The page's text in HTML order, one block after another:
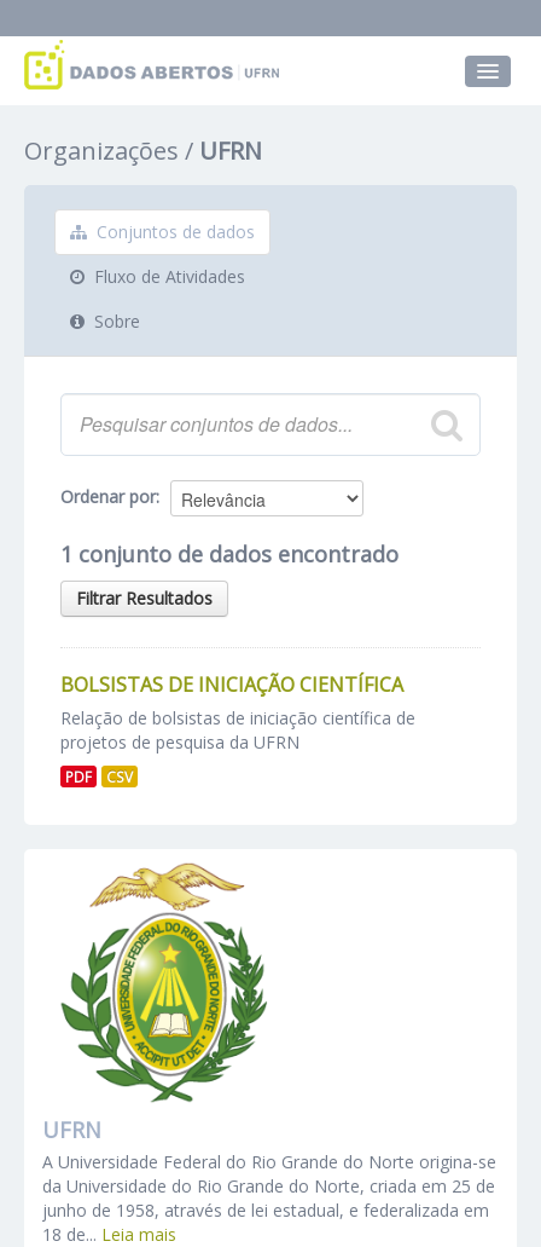
Grupos
Sobre
Organizações UFRN
Conjuntos de dados
Fluxo de Atividades
Sobre
Ordenar por
1 conjunto de dados encontrado
Filtrar Resultados
BOLSISTAS DE INICIAÇÃO CIENTÍFICA
Relação de bolsistas de iniciação científica de
projetos de pesquisa da UFRN
PDF CSV
UFRN
A Universidade Federal do Rio Grande do Norte origina-se
da Universidade do Rio Grande do Norte, criada em 25 de
junho de 1958, através de lei estadual, e federalizada em
18 de... Leia mais